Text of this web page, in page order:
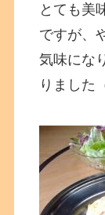
とても美
ですが、
気味にな
りました